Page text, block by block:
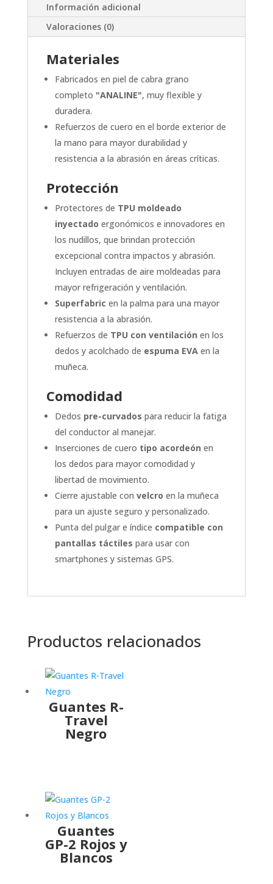
Información adicional
Valoraciones (0)
Materiales
Fabricados en piel de cabra grano
completo "ANALINE", muy flexible y
duradera.
Refuerzos de cuero en el borde exterior de
la mano para mayor durabilidad y
resistencia a la abrasión en áreas críticas.
Protección
Protectores de TPU moldeado
inyectado ergonómicos e innovadores en
los nudillos, que brindan protección
excepcional contra impactos y abrasión.
Incluyen entradas de aire moldeadas para
mayor refrigeración y ventilación.
Superfabric en la palma para una mayor
resistencia a la abrasión.
Refuerzos de TPU con ventilación en los
dedos y acolchado de espuma EVA en la
muñeca.
Comodidad
Dedos pre-curvados para reducir la fatiga
del conductor al manejar.
Inserciones de cuero tipo acordeón en
los dedos para mayor comodidad y
libertad de movimiento.
Cierre ajustable con velcro en la muñeca
para un ajuste seguro y personalizado.
Punta del pulgar e índice compatible con
pantallas táctiles para usar con
smartphones y sistemas GPS.
Productos relacionados
Guantes R-
Travel
Negro
Guantes
GP-2 Rojos y
Blancos